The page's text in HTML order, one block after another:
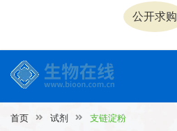
公开求购
首页 试剂 支链淀粉